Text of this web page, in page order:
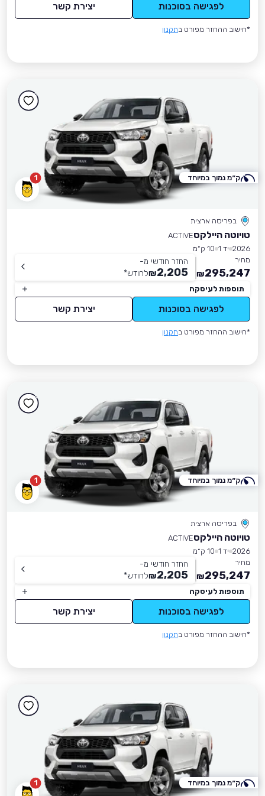
לפגישה בסוכנות יצירת קשר
*חישוב ההחזר מפורט בתקנון
1
בפריסה ארצית
טויוטה היילקסACTIVE
2026 יד 1
10 ק״מ
מחיר
295,247
₪
החזר חודשי מ-
2,205
₪לחודש*
תוספות לעיסקה
לפגישה בסוכנות יצירת קשר
*חישוב ההחזר מפורט בתקנון
ק״מ נמוך במיוחד
1
בפריסה ארצית
טויוטה היילקסACTIVE
2026 יד 1
10 ק״מ
מחיר
295,247
₪
החזר חודשי מ-
2,205
₪לחודש*
תוספות לעיסקה
לפגישה בסוכנות יצירת קשר
*חישוב ההחזר מפורט בתקנון
ק״מ נמוך במיוחד
1 ק״מ נמוך במיוחד